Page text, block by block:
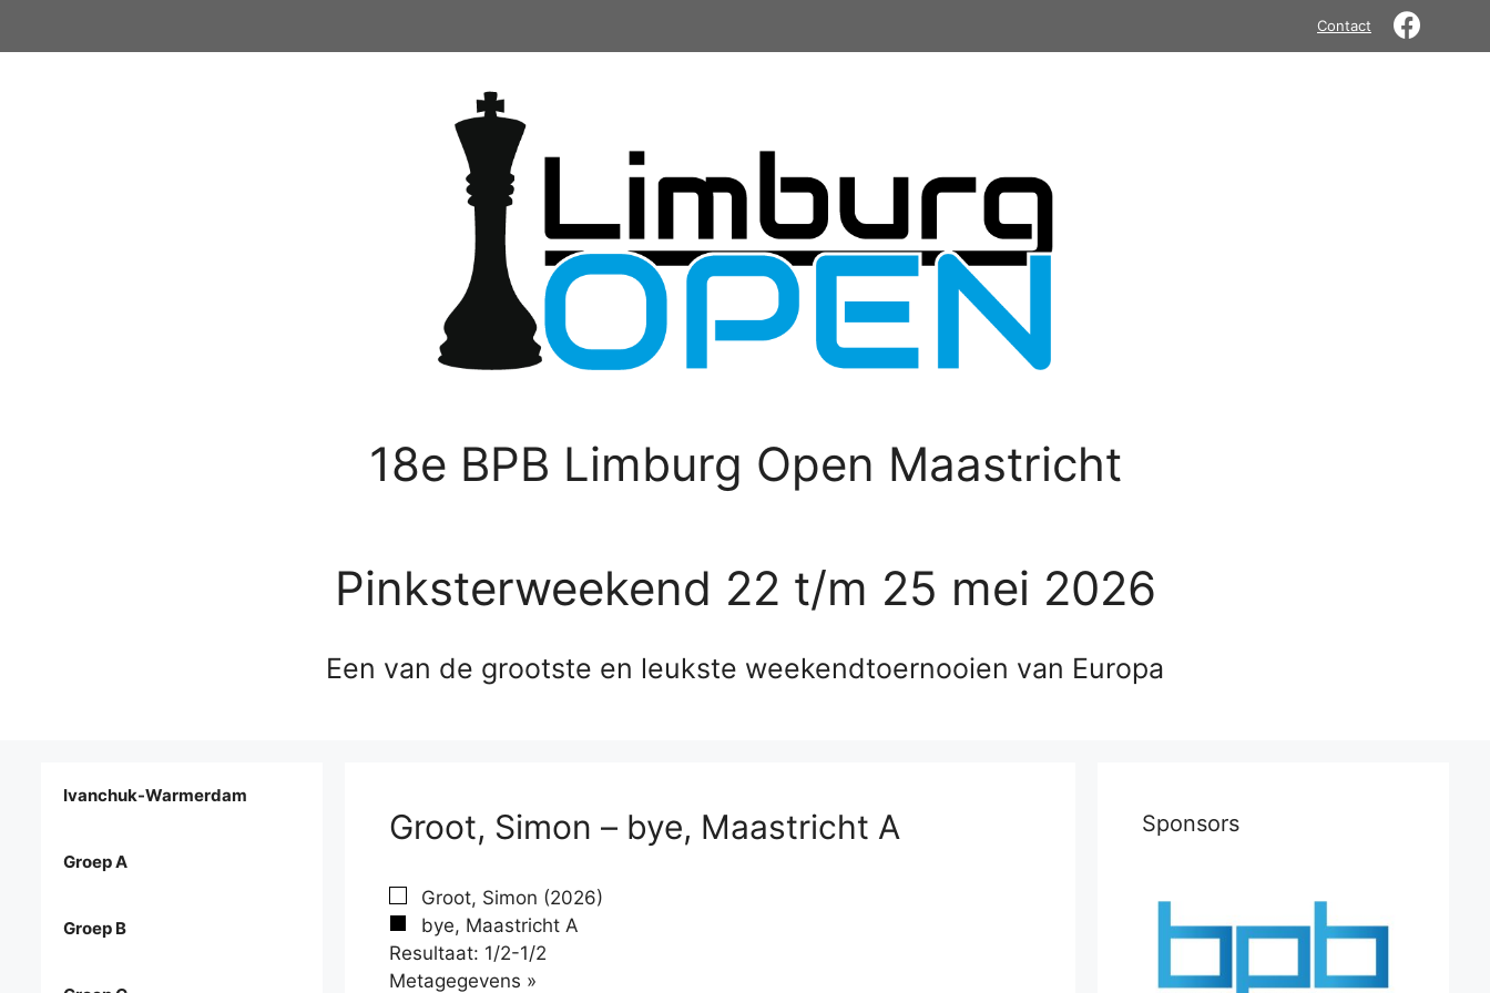
Contact
18e BPB Limburg Open Maastricht
Pinksterweekend 22 t/m 25 mei 2026
Een van de grootste en leukste weekendtoernooien van Europa
Groot, Simon – bye, Maastricht A
Groot, Simon (2026)
bye, Maastricht A
Resultaat: 1/2-1/2
Metagegevens »
Ivanchuk-Warmerdam
Groep A
Groep B
Sponsors